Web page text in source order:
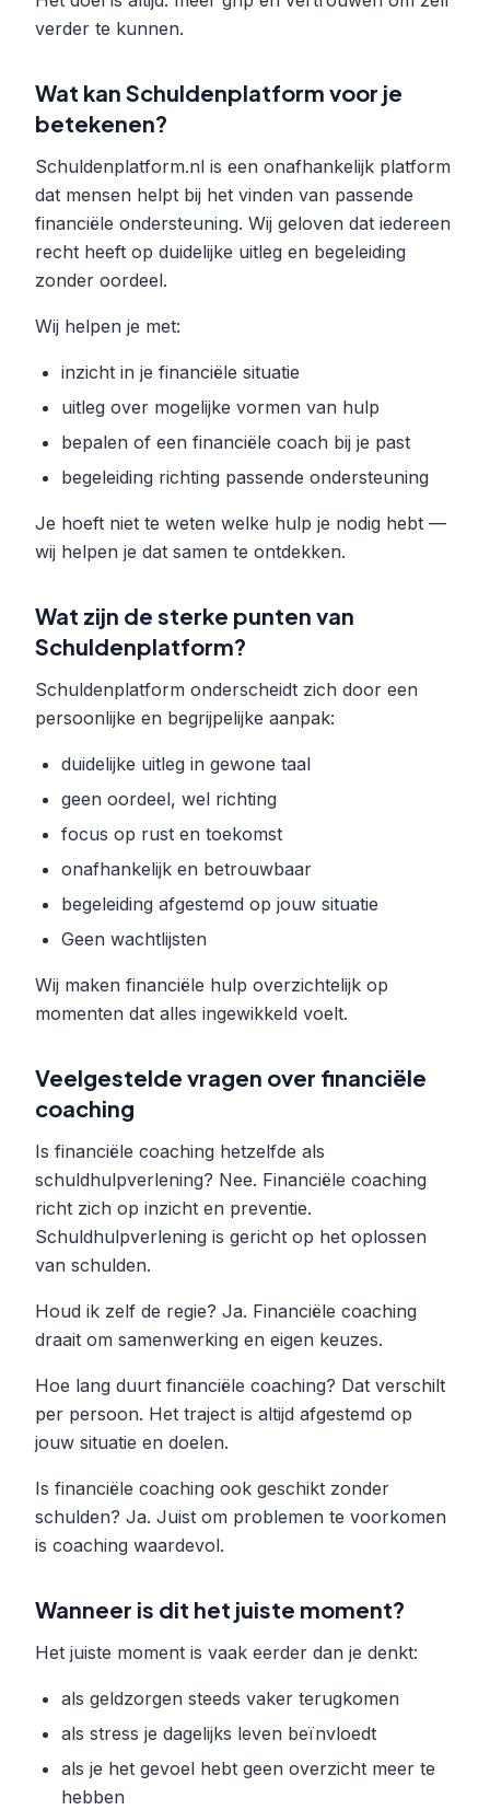
verder te kunnen.
Wat kan Schuldenplatform voor je
betekenen?
Schuldenplatform.nl is een onafhankelijk platform
dat mensen helpt bij het vinden van passende
financiële ondersteuning. Wij geloven dat iedereen
recht heeft op duidelijke uitleg en begeleiding
zonder oordeel.
Wij helpen je met:
inzicht in je financiële situatie
uitleg over mogelijke vormen van hulp
bepalen of een financiële coach bij je past
begeleiding richting passende ondersteuning
Je hoeft niet te weten welke hulp je nodig hebt —
wij helpen je dat samen te ontdekken.
Wat zijn de sterke punten van
Schuldenplatform?
Schuldenplatform onderscheidt zich door een
persoonlijke en begrijpelijke aanpak:
duidelijke uitleg in gewone taal
geen oordeel, wel richting
focus op rust en toekomst
onafhankelijk en betrouwbaar
begeleiding afgestemd op jouw situatie
Geen wachtlijsten
Wij maken financiële hulp overzichtelijk op
momenten dat alles ingewikkeld voelt.
Veelgestelde vragen over financiële
coaching
Is financiële coaching hetzelfde als
schuldhulpverlening? Nee. Financiële coaching
richt zich op inzicht en preventie.
Schuldhulpverlening is gericht op het oplossen
van schulden.
Houd ik zelf de regie? Ja. Financiële coaching
draait om samenwerking en eigen keuzes.
Hoe lang duurt financiële coaching? Dat verschilt
per persoon. Het traject is altijd afgestemd op
jouw situatie en doelen.
Is financiële coaching ook geschikt zonder
schulden? Ja. Juist om problemen te voorkomen
is coaching waardevol.
Wanneer is dit het juiste moment?
Het juiste moment is vaak eerder dan je denkt:
als geldzorgen steeds vaker terugkomen
als stress je dagelijks leven beïnvloedt
als je het gevoel hebt geen overzicht meer te
hebben